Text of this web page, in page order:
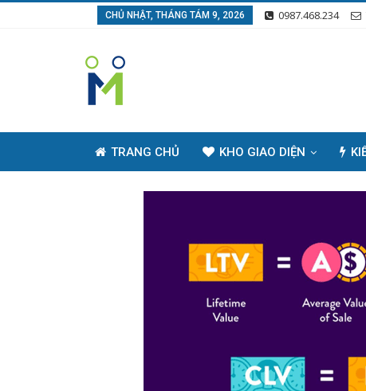
CHỦ NHẬT, THÁNG TÁM 9, 2026 0987.468.234
TRANG CHỦ KHO GIAO DIỆN